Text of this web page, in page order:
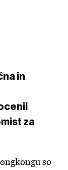
in
za
so